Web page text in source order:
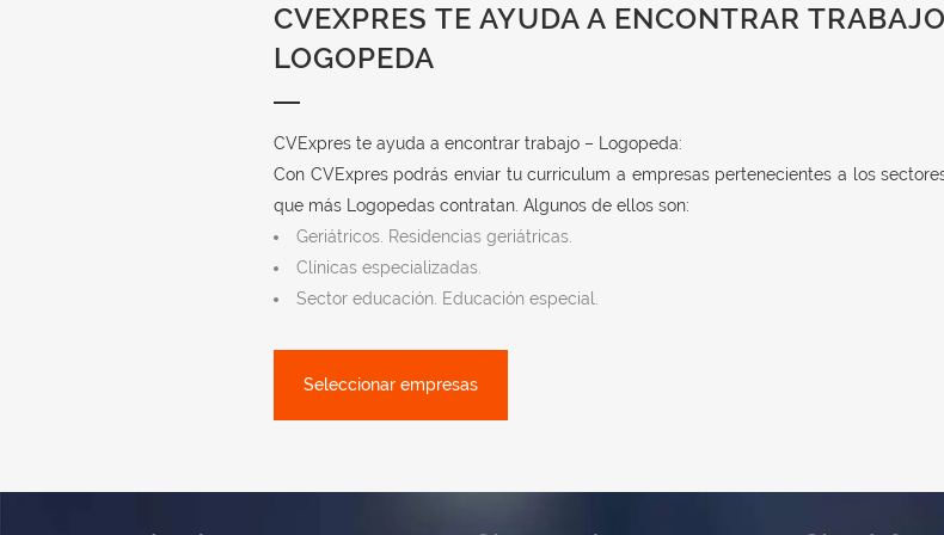
CVEXPRES TE AYUDA A ENCONTRAR
LOGOPEDA
CVExpres te ayuda a encontrar trabajo – Logopeda:
Con CVExpres podrás enviar tu curriculum a empresas pertenecientes a los
que más Logopedas contratan. Algunos de ellos son:
Geriátricos. Residencias geriátricas.
Clínicas especializadas.
Sector educación. Educación especial.
Seleccionar empresas